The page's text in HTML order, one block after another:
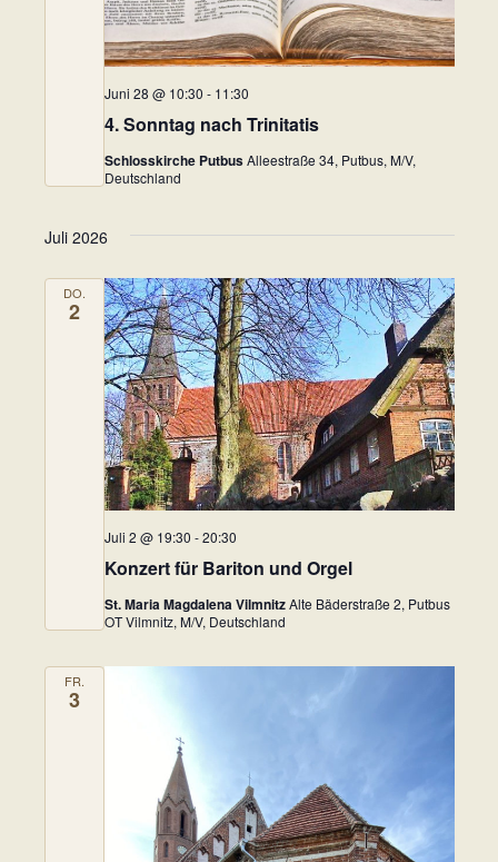
h
t
,
i
g
a
t
i
o
n
-
N
g
a
t
i
o
n
4. Sonntag nach Trinitatis
Juni 28 @ 10:30 - 11:30
Schlosskirche PutbusAlleestraße 34, Putbus, M/V,
Deutschland
Juli 2026
DO.
2
Konzert für Bariton und Orgel
Juli 2 @ 19:30 -20:30
St. Maria Magdalena VilmnitzAlte Bäderstraße 2, Putbus
OT Vilmnitz, M/V, Deutschland
FR.
3